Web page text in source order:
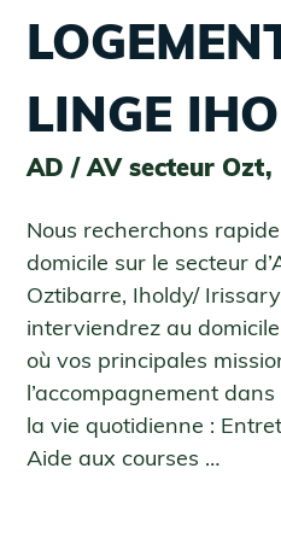
LINGE
AD / AV secteur Ozt,
Nous recherchons
domicile sur le secteur
Oztibarre, Iholdy/
interviendrez au
où vos principales
l’accompagnement
la vie quotidienne :
Aide aux courses …